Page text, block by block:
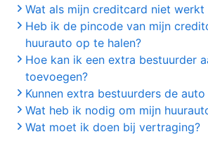
Wat als mijn creditcard niet werkt
Heb ik de pincode van mijn
huurauto op te halen?
Hoe kan ik een extra bestuurder
toevoegen?
Kunnen extra bestuurders de
Wat heb ik nodig om mijn
Wat moet ik doen bij vertraging?